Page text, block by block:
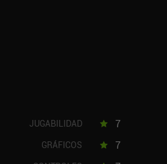
JUGABILIDAD 7
GRÁFICOS 7